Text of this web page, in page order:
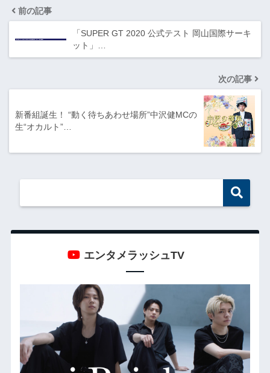
前の記事
「SUPER GT 2020 公式テスト 岡山国際サーキ
ット」…
次の記事
新番組誕生！ “動く待ちあわせ場所”中沢健MCの
生“オカルト”…
エンタメラッシュTV